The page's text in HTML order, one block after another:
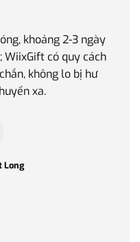
khoảng 2-3 ngày
WiixGift có quy cách
không lo bị hư
xa.
Long